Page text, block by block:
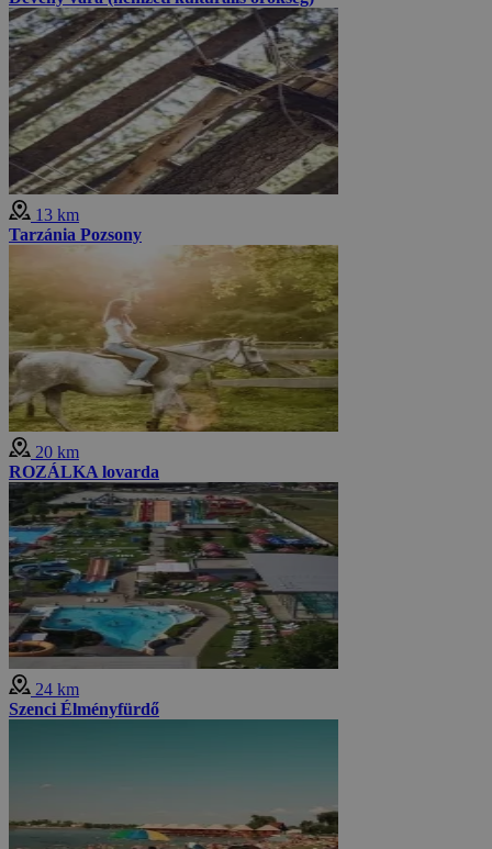
13 km
Tarzánia Pozsony
20 km
ROZÁLKA lovarda
24 km
Szenci Élményfürdő